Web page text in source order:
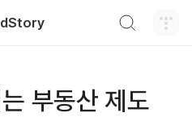
부동산 제도